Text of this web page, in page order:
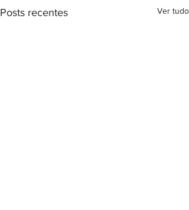
Posts recentes Ver tudo